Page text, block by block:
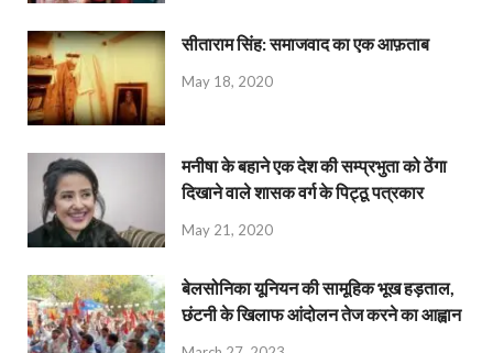
सीताराम सिंह: समाजवाद का एक आफ़ताब
May 18, 2020
मनीषा के बहाने एक देश की सम्प्रभुता को ठेंगा
दिखाने वाले शासक वर्ग के पिट्ठू पत्रकार
May 21, 2020
बेलसोनिका यूनियन की सामूहिक भूख हड़ताल,
छंटनी के खिलाफ आंदोलन तेज करने का आह्वान